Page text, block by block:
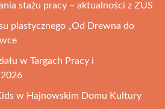
stażu pracy – aktualności z ZUS
plastycznego „Od Drewna do
w Targach Pracy i
w Hajnowskim Domu Kultury